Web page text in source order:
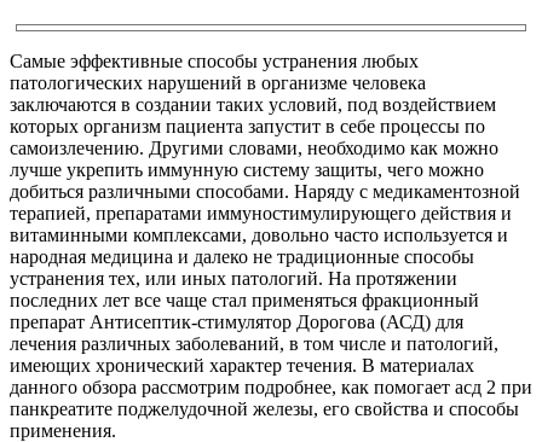
Самые эффективные способы устранения любых
патологических нарушений в организме человека
заключаются в создании таких условий, под воздействием
которых организм пациента запустит в себе процессы по
самоизлечению. Другими словами, необходимо как можно
лучше укрепить иммунную систему защиты, чего можно
добиться различными способами. Наряду с медикаментозной
терапией, препаратами иммуностимулирующего действия и
витаминными комплексами, довольно часто используется и
народная медицина и далеко не традиционные способы
устранения тех, или иных патологий. На протяжении
последних лет все чаще стал применяться фракционный
препарат Антисептик-стимулятор Дорогова (АСД) для
лечения различных заболеваний, в том числе и патологий,
имеющих хронический характер течения. В материалах
данного обзора рассмотрим подробнее, как помогает асд 2 при
панкреатите поджелудочной железы, его свойства и способы
применения.